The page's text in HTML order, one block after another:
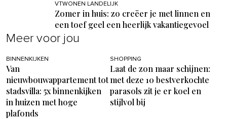
VTWONEN LANDELIJK
Zomer in huis: zo creëer je met linnen en
een toef geel een heerlijk vakantiegevoel
Meer voor jou
BINNENKIJKEN
Van
nieuwbouwappartement tot
stadsvilla: 5x binnenkijken
in huizen met hoge
plafonds
SHOPPING
Laat de zon maar schijnen:
met deze 10 bestverkochte
parasols zit je er koel en
stijlvol bij